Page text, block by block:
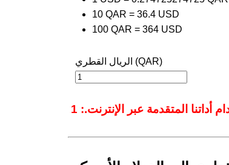
10 QAR = 36.4 USD
100 QAR = 364 USD
الريال القطري (QAR)